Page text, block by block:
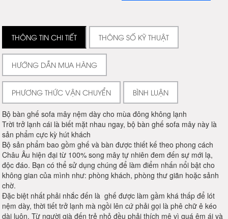
THÔNG TIN CHI TIẾT THÔNG SỐ KỸ THUẬT
HƯỚNG DẪN MUA HÀNG
PHƯƠNG THỨC VẬN CHUYỂN BÌNH LUẬN
Bộ bàn ghế sofa mây nệm dày cho mùa đông không lạnh
️Trời trở lạnh cái là biết mặt nhau ngay, bộ bàn ghế sofa mây này là
sản phẩm cực kỳ hút khách
Bộ sản phẩm bao gồm ghế và bàn được thiết kế theo phong cách
Châu Âu hiện đại từ 100% song mây tự nhiên đem đến sự mới lạ,
độc đáo. Bạn có thể sử dụng chúng để làm điểm nhấn nổi bật cho
không gian của mình như: phòng khách, phòng thư giãn hoặc sảnh
chờ.
Đặc biệt nhất phải nhắc đến là ghế được làm gầm khá thấp để lót
nệm dày, thời tiết trở lạnh mà ngồi lên cứ phải gọi là phê chữ ê kéo
dài luôn. Từ người già đến trẻ nhỏ đều phải thích mê vì quá êm ái và